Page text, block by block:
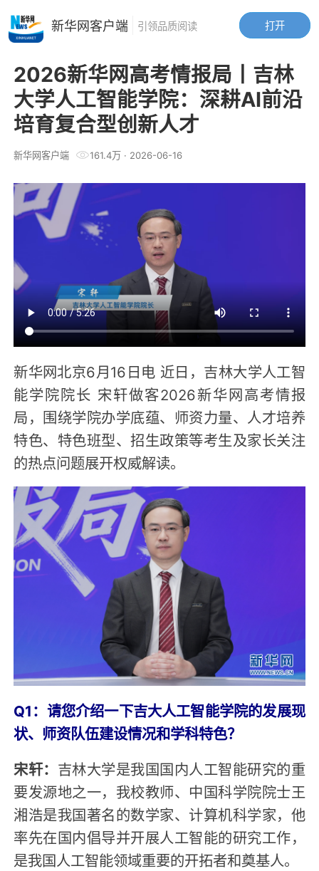
2026新华网高考情报局丨吉林
大学人工智能学院：深耕AI前沿
培育复合型创新人才
新华网客户端 161.4万· 2026-06-16
新华网北京6月16日电 近日，吉林大学人工智
能学院院长 宋轩做客2026新华网高考情报
局，围绕学院办学底蕴、师资力量、人才培养
特色、特色班型、招生政策等考生及家长关注
的热点问题展开权威解读。
Q1：请您介绍一下吉大人工智能学院的发展现
状、师资队伍建设情况和学科特色？
宋轩： 吉林大学是我国国内人工智能研究的重
要发源地之一，我校教师、中国科学院院士王
湘浩是我国著名的数学家、计算机科学家，他
率先在国内倡导并开展人工智能的研究工作，
是我国人工智能领域重要的开拓者和奠基人。
打开
新华网客户端 引领品质阅读